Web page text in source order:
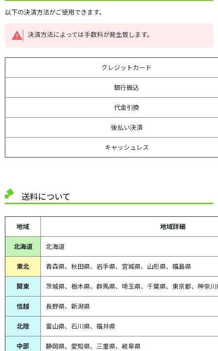
丸山製作所 機械用
コンバイン用エレメント
他機械用エレメント
エレメント単品
もみすり精米機用パーツ
乾燥機パーツ
以下の決済方法がご使用できます。
決済方法によっては手数料が発生致します。
クレジットカード
銀行振込
代金引換
後払い決済
キャッシュレス
送料について
地域 地域詳細
北海道 北海道
東北 青森県、 秋田県、 岩手県、宮城県、山形県、福島県
関東 茨城県、栃木県、群馬県、埼玉県、千葉県、東京都、神奈
信越 長野県、新潟県
北陸 富山県、 石川県、 福井県
中部 静岡県、 愛知県、 三重県、 岐阜県